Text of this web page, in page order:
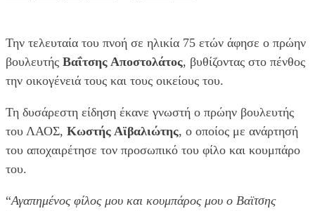
Την τελευταία του πνοή σε ηλικία 75 ετών άφησε ο πρώην
βουλευτής Βαΐτσης Αποστολάτος, βυθίζοντας στο πένθος
την οικογένειά τους και τους οικείους του.
Τη δυσάρεστη είδηση έκανε γνωστή ο πρώην βουλευτής
του ΛΑΟΣ, Κωστής Αϊβαλιώτης, ο οποίος με ανάρτησή
του αποχαιρέτησε τον προσωπικό του φίλο και κουμπάρο
του.
“Αγαπημένος φίλος μου και κουμπάρος μου ο Βαϊτσης